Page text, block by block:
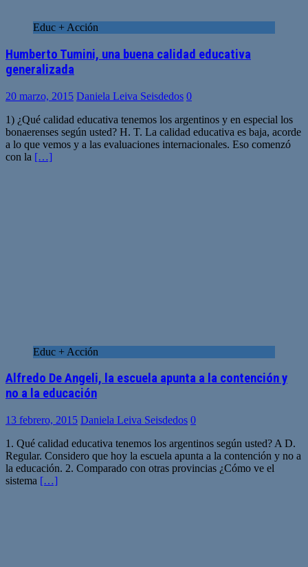
Educ + Acción
Humberto Tumini, una buena calidad educativa
generalizada
20 marzo, 2015 Daniela Leiva Seisdedos 0
1) ¿Qué calidad educativa tenemos los argentinos y en especial los
bonaerenses según usted? H. T. La calidad educativa es baja, acorde
a lo que vemos y a las evaluaciones internacionales. Eso comenzó
con la […]
Educ + Acción
Alfredo De Angeli, la escuela apunta a la contención y
no a la educación
13 febrero, 2015 Daniela Leiva Seisdedos 0
1. Qué calidad educativa tenemos los argentinos según usted? A D.
Regular. Considero que hoy la escuela apunta a la contención y no a
la educación. 2. Comparado con otras provincias ¿Cómo ve el
sistema […]